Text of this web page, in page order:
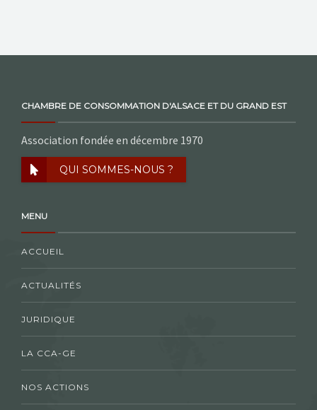
CHAMBRE DE CONSOMMATION D'ALSACE ET DU GRAND EST
Association fondée en décembre 1970
QUI SOMMES-NOUS ?
MENU
ACCUEIL
ACTUALITÉS
JURIDIQUE
LA CCA-GE
NOS ACTIONS